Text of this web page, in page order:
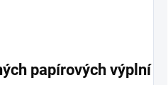
papírových výplní